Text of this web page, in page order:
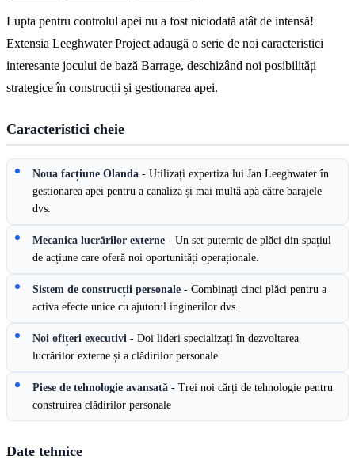
Lupta pentru controlul apei nu a fost niciodată atât de intensă!
Extensia Leeghwater Project adaugă o serie de noi caracteristici
interesante jocului de bază Barrage, deschizând noi posibilități
strategice în construcții și gestionarea apei.
Caracteristici cheie
Noua facțiune Olanda - Utilizați expertiza lui Jan Leeghwater în
gestionarea apei pentru a canaliza și mai multă apă către barajele
dvs.
Mecanica lucrărilor externe - Un set puternic de plăci din spațiul
de acțiune care oferă noi oportunități operaționale.
Sistem de construcții personale - Combinați cinci plăci pentru a
activa efecte unice cu ajutorul inginerilor dvs.
Noi ofițeri executivi - Doi lideri specializați în dezvoltarea
lucrărilor externe și a clădirilor personale
Piese de tehnologie avansată - Trei noi cărți de tehnologie pentru
construirea clădirilor personale
Date tehnice